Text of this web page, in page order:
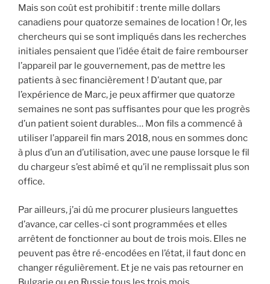
Mais son coût est prohibitif : trente mille dollars
canadiens pour quatorze semaines de location ! Or, les
chercheurs qui se sont impliqués dans les recherches
initiales pensaient que l’idée était de faire rembourser
l’appareil par le gouvernement, pas de mettre les
patients à sec financièrement ! D’autant que, par
l’expérience de Marc, je peux affirmer que quatorze
semaines ne sont pas suffisantes pour que les progrès
d’un patient soient durables… Mon fils a commencé à
utiliser l’appareil fin mars 2018, nous en sommes donc
à plus d’un an d’utilisation, avec une pause lorsque le fil
du chargeur s’est abîmé et qu’il ne remplissait plus son
office.
Par ailleurs, j’ai dû me procurer plusieurs languettes
d’avance, car celles-ci sont programmées et elles
arrêtent de fonctionner au bout de trois mois. Elles ne
peuvent pas être ré-encodées en l’état, il faut donc en
changer régulièrement. Et je ne vais pas retourner en